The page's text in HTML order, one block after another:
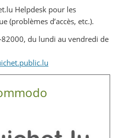
Helpdesk pour les
(problèmes d’accès, etc.).
du lundi au vendredi de